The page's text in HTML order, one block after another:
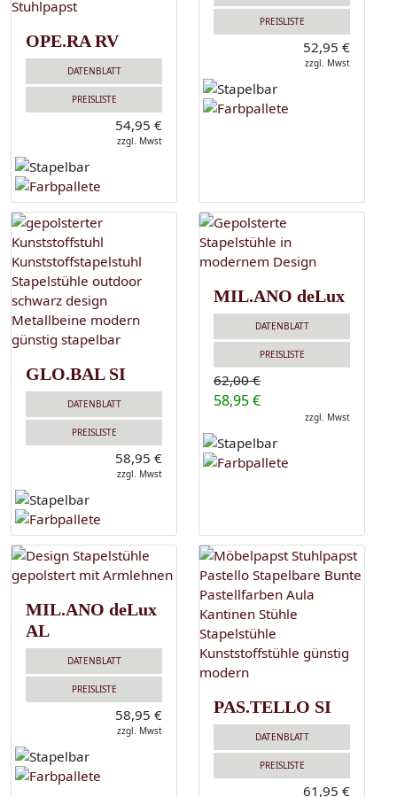
OPE.RA RV
DATENBLATT
PREISLISTE
54,95 €
zzgl. Mwst
PREISLISTE
52,95 €
zzgl. Mwst
GLO.BAL SI
DATENBLATT
PREISLISTE
58,95 €
zzgl. Mwst
MIL.ANO deLux
DATENBLATT
PREISLISTE
62,00 €
58,95 €
zzgl. Mwst
MIL.ANO deLux
AL
DATENBLATT
PREISLISTE
58,95 €
zzgl. Mwst
PAS.TELLO SI
DATENBLATT
PREISLISTE
61,95 €